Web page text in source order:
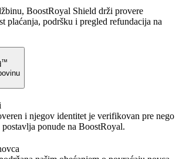
BoostRoyal Shield drži provere
plaćanja, podršku i pregled refundacija na
™
i njegov identitet je verifikovan pre nego
ponude na BoostRoyal.